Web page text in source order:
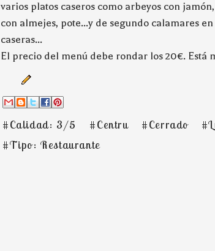
varios platos caseros como arbeyos con
con almejes, pote...y de segundo calamares
caseras...
El precio del menú debe rondar los 20€.
#Calidad: 3/5 #Centru #Cerrado
#Tipo: Restaurante